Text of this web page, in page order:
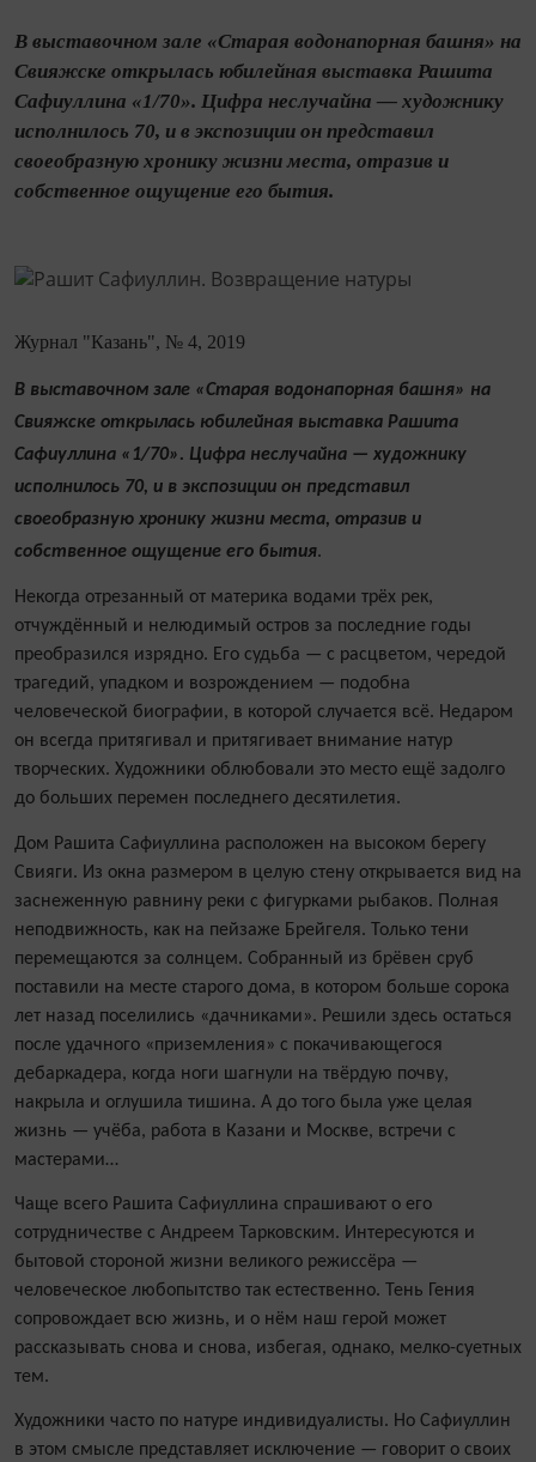
В выставочном зале «Старая водонапорная башня» на
Свияжске открылась юбилейная выставка Рашита
Сафиуллина «1/70». Цифра неслучайна — художнику
исполнилось 70, и в экспозиции он представил
своеобразную хронику жизни места, отразив и
собственное ощущение его бытия.
Журнал "Казань", № 4, 2019
В выставочном зале «Старая водонапорная башня» на
Свияжске открылась юбилейная выставка Рашита
Сафиуллина «1/70». Цифра неслучайна — художнику
исполнилось 70, и в экспозиции он представил
своеобразную хронику жизни места, отразив и
собственное ощущение его бытия.
Некогда отрезанный от материка водами трёх рек,
отчуждённый и нелюдимый остров за последние годы
преобразился изрядно. Его судьба — с расцветом, чередой
трагедий, упадком и возрождением — подобна
человеческой биографии, в которой случается всё. Недаром
он всегда притягивал и притягивает внимание натур
творческих. Художники облюбовали это место ещё задолго
до больших перемен последнего десятилетия.
Дом Рашита Сафиуллина расположен на высоком берегу
Свияги. Из окна размером в целую стену открывается вид на
заснеженную равнину реки с фигурками рыбаков. Полная
неподвижность, как на пейзаже Брейгеля. Только тени
перемещаются за солнцем. Собранный из брёвен сруб
поставили на месте старого дома, в котором больше сорока
лет назад поселились «дачниками». Решили здесь остаться
после удачного «приземления» с покачивающегося
дебаркадера, когда ноги шагнули на твёрдую почву,
накрыла и оглушила тишина. А до того была уже целая
жизнь — учёба, работа в Казани и Москве, встречи с
мастерами…
Чаще всего Рашита Сафиуллина спрашивают о его
сотрудничестве с Андреем Тарковским. Интересуются и
бытовой стороной жизни великого режиссёра —
человеческое любопытство так естественно. Тень Гения
сопровождает всю жизнь, и о нём наш герой может
рассказывать снова и снова, избегая, однако, мелко-суетных
тем.
Художники часто по натуре индивидуалисты. Но Сафиуллин
в этом смысле представляет исключение — говорит о своих